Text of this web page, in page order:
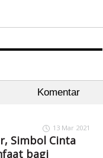
Komentar
13 Mar 2021
Simbol Cinta
bagi